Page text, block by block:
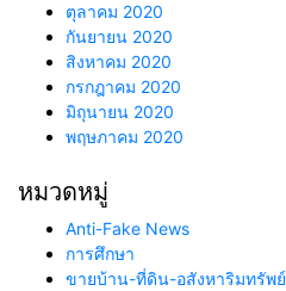
ตุลาคม 2020
กันยายน 2020
สิงหาคม 2020
กรกฎาคม 2020
มิถุนายน 2020
พฤษภาคม 2020
หมวดหมู่
Anti-Fake News
การศึกษา
ขายบ้าน-ที่ดิน-อสังหาริมทรัพย์